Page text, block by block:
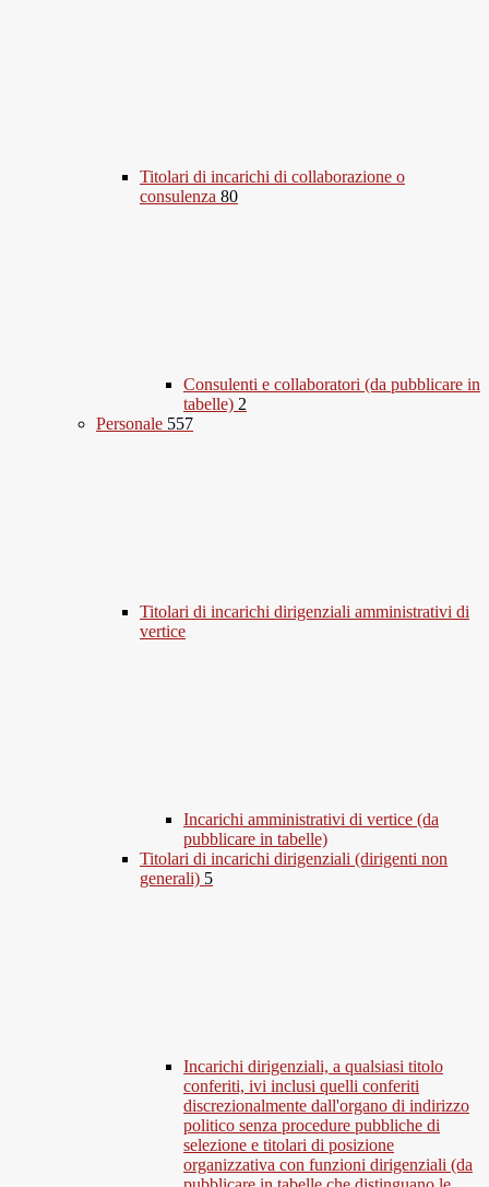
Titolari di incarichi di collaborazione o
consulenza 80
Consulenti e collaboratori (da pubblicare in
tabelle) 2
Personale 557
Titolari di incarichi dirigenziali amministrativi di
vertice
Incarichi amministrativi di vertice (da
pubblicare in tabelle)
Titolari di incarichi dirigenziali (dirigenti non
generali) 5
Incarichi dirigenziali, a qualsiasi titolo
conferiti, ivi inclusi quelli conferiti
discrezionalmente dall'organo di indirizzo
politico senza procedure pubbliche di
selezione e titolari di posizione
organizzativa con funzioni dirigenziali (da